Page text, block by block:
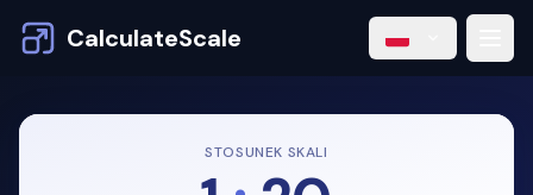
CalculateScale
STOSUNEK SKALI